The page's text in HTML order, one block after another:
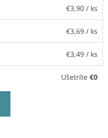
€3,90 / ks
€3,69 / ks
€3,49 / ks
Ušetríte €0